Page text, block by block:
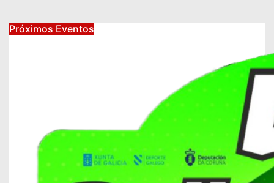
entradas
Próximos Eventos